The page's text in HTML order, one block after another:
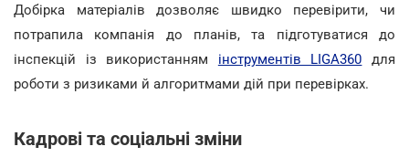
Добірка матеріалів дозволяє швидко перевірити, чи
потрапила компанія до планів, та підготуватися до
інспекцій із використанням інструментів LIGA360 для
роботи з ризиками й алгоритмами дій при перевірках.
Кадрові та соціальні зміни